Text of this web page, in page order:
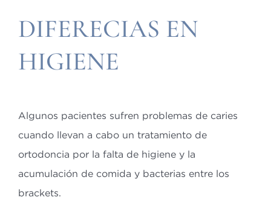
DIFERECIAS EN
HIGIENE
Algunos pacientes sufren problemas de caries
cuando llevan a cabo un tratamiento de
ortodoncia por la falta de higiene y la
acumulación de comida y bacterias entre los
brackets.